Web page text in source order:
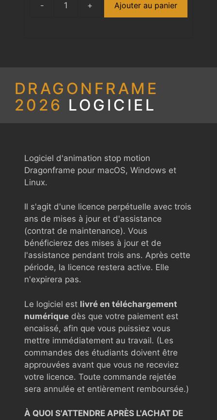
quantité
Ajouter au panier
DRAGONFRAME
2026 LOGICIEL
Logiciel d'animation stop motion
Dragonframe pour macOS, Windows et
Linux.
Il s'agit d'une licence perpétuelle avec trois
ans de mises à jour et d'assistance
(contrat de maintenance). Vous
bénéficierez des mises à jour et de
l'assistance pendant trois ans. Après cette
période, la licence restera active. Elle
n'expirera pas.
Le logiciel est livré en téléchargement
numérique dès que votre paiement est
encaissé, afin que vous puissiez vous
mettre immédiatement au travail. (Les
commandes des étudiants doivent être
approuvées avant que vous ne receviez
votre licence. Toute commande rejetée
sera annulée et entièrement remboursée.)
À QUOI S'ATTENDRE APRÈS L'ACHAT DE